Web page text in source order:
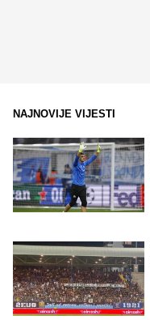
NAJNOVIJE VIJESTI